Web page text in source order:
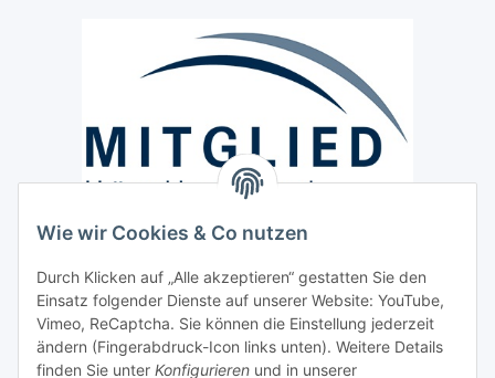
Wie wir Cookies & Co nutzen
Durch Klicken auf „Alle akzeptieren“ gestatten Sie den
Einsatz folgender Dienste auf unserer Website: YouTube,
Vimeo, ReCaptcha. Sie können die Einstellung jederzeit
ändern (Fingerabdruck-Icon links unten). Weitere Details
finden Sie unter Konfigurieren und in unserer
Paketdienst und Spedition
Regionaler Lieferservice im Umkreis von ca. 60 Km
Sicherheit